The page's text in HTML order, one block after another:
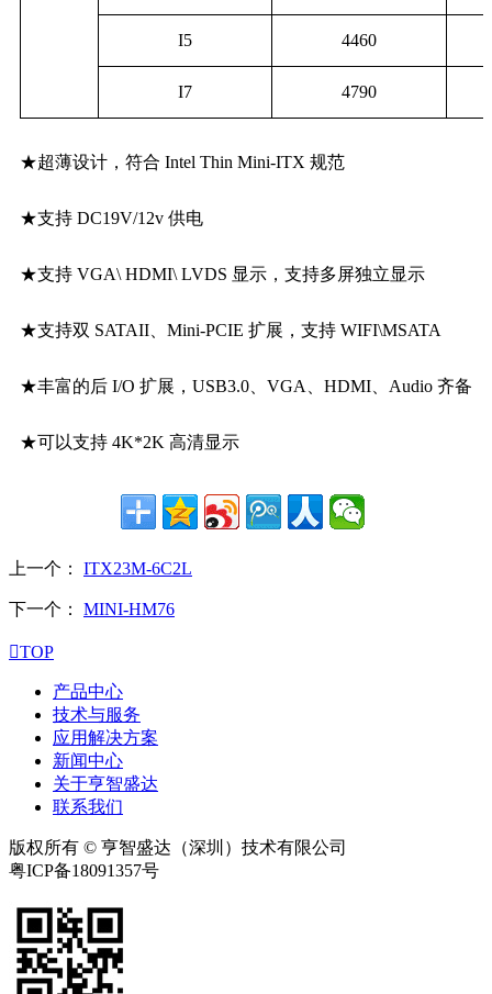
I5 4460
I7 4790
★超薄设计，符合 Intel Thin Mini-ITX 规范
★支持 DC19V/12v 供电
★支持 VGA\ HDMI\ LVDS 显示，支持多屏独立显示
★支持双 SATAII、Mini-PCIE 扩展，支持 WIFI\MSATA
★丰富的后 I/O 扩展，USB3.0、VGA、HDMI、Audio 齐备
★可以支持 4K*2K 高清显示
上一个： ITX23M-6C2L
下一个： MINI-HM76
TOP
产品中心
技术与服务
应用解决方案
新闻中心
关于亨智盛达
联系我们
版权所有 © 亨智盛达（深圳）技术有限公司
粤ICP备18091357号